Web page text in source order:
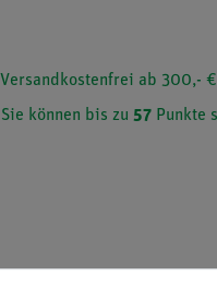
Versandkostenfrei ab 300,- €
Sie können bis zu 57 Punkte